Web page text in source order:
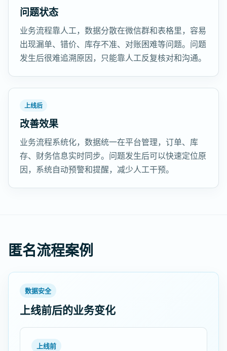
问题状态
业务流程靠人工，数据分散在微信群和表格里，容易
出现漏单、错价、库存不准、对账困难等问题。问题
发生后很难追溯原因，只能靠人工反复核对和沟通。
上线后
改善效果
业务流程系统化，数据统一在平台管理，订单、库
存、财务信息实时同步。问题发生后可以快速定位原
因，系统自动预警和提醒，减少人工干预。
匿名流程案例
数据安全
上线前后的业务变化
上线前